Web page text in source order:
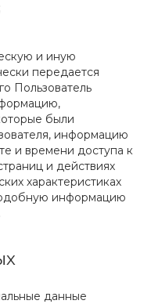
и иную
передается
Пользователь
были
информацию
и времени доступа к
и действиях
характеристиках
информацию
данные